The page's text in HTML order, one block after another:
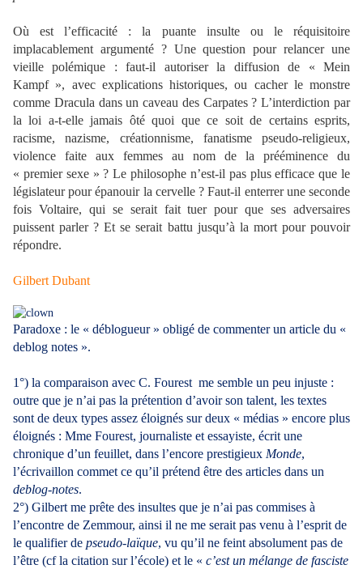
Où est l’efficacité : la puante insulte ou le réquisitoire
implacablement argumenté ? Une question pour relancer une
vieille polémique : faut-il autoriser la diffusion de « Mein
Kampf », avec explications historiques, ou cacher le monstre
comme Dracula dans un caveau des Carpates ? L’interdiction par
la loi a-t-elle jamais ôté quoi que ce soit de certains esprits,
racisme, nazisme, créationnisme, fanatisme pseudo-religieux,
violence faite aux femmes au nom de la prééminence du
« premier sexe » ? Le philosophe n’est-il pas plus efficace que le
législateur pour épanouir la cervelle ? Faut-il enterrer une seconde
fois Voltaire, qui se serait fait tuer pour que ses adversaires
puissent parler ? Et se serait battu jusqu’à la mort pour pouvoir
répondre.
Gilbert Dubant
Paradoxe : le « déblogueur » obligé de commenter un article du «
deblog notes ».
1°) la comparaison avec C. Fourest me semble un peu injuste :
outre que je n’ai pas la prétention d’avoir son talent, les textes
sont de deux types assez éloignés sur deux « médias » encore plus
éloignés : Mme Fourest, journaliste et essayiste, écrit une
chronique d’un feuillet, dans l’encore prestigieux Monde,
l’écrivaillon commet ce qu’il prétend être des articles dans un
deblog-notes.
2°) Gilbert me prête des insultes que je n’ai pas commises à
l’encontre de Zemmour, ainsi il ne me serait pas venu à l’esprit de
le qualifier de pseudo-laïque, vu qu’il ne feint absolument pas de
l’être (cf la citation sur l’école) et le « c’est un mélange de fasciste